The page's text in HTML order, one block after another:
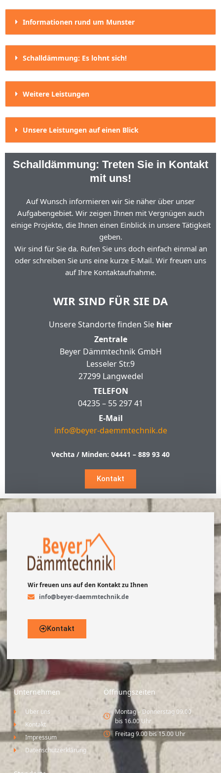
Informationen rund um Munster
Schalldämmung: Es lohnt sich!
Weitere Leistungen
Unsere Leistungen auf einen Blick
Schalldämmung: Treten Sie in Kontakt
mit uns!
Auf Wunsch informieren wir Sie näher über unser
Aufgabengebiet. Wir zeigen Ihnen mit Vergnügen auch
einige Projekte, die Ihnen einen Einblick in unsere Tätigkeit
geben.
Wir sind für Sie da. Rufen Sie uns doch einfach einmal an
oder schreiben Sie uns eine kurze E-Mail. Wir freuen uns
auf Ihre Kontaktaufnahme.
WIR SIND FÜR SIE DA
Unsere Standorte finden Sie hier
Zentrale
Beyer Dämmtechnik GmbH
Lesseler Str.9
27299 Langwedel
TELEFON
04235 – 55 297 41
E-Mail
info@beyer-daemmtechnik.de
Vechta / Minden: 04441 – 889 93 40
Kontakt
Wir freuen uns auf den Kontakt zu Ihnen
info@beyer-daemmtechnik.de
Kontakt
Unternehmen
Über uns
Kontakt
Impressum
Datenschutzerklärung
Öffnungszeiten
Montag – Donnerstag 09.00
bis 16.00 Uhr
Freitag 9.00 bis 15.00 Uhr